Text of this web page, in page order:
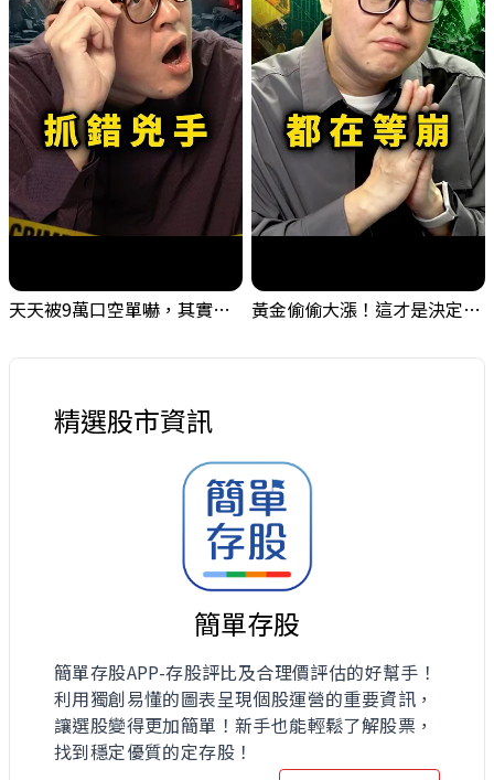
天天被9萬口空單嚇，其實你盯錯地方了｜Mr.Jimmy高志銘 #台股 #外資期貨 #融資 黃金偷偷大漲！這才是決定台股生死的「真風向球」！｜Mr.Jimmy高志銘 #黃金 #美元指數 #聯準會
精選股市資訊
簡單存股
簡單存股APP-存股評比及合理價評估的好幫手！
利用獨創易懂的圖表呈現個股運營的重要資訊，
讓選股變得更加簡單！新手也能輕鬆了解股票，
找到穩定優質的定存股！